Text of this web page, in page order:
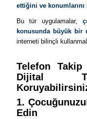
ettiğini ve
Bu tür uygulamalar,
konusunda büyük bir
interneti bilinçli
Telefon Takip
Dijital
1.
Edin